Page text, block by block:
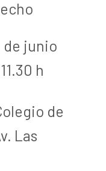
de junio
h
de
Las